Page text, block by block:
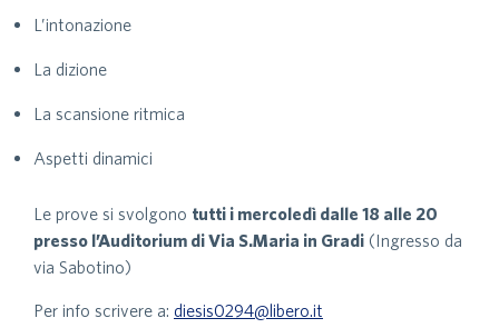
L’intonazione
La dizione
La scansione ritmica
Aspetti dinamici
Le prove si svolgono tutti i mercoledì dalle 18 alle 20
presso l’Auditorium di Via S.Maria in Gradi (Ingresso da
via Sabotino)
Per info scrivere a: diesis0294@libero.it